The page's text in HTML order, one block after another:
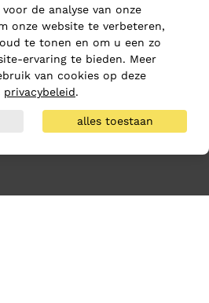
de analyse van onze
onze website te verbeteren,
te tonen en om u een zo
ervaring te bieden. Meer
van cookies op deze
privacybeleid.
alles toestaan